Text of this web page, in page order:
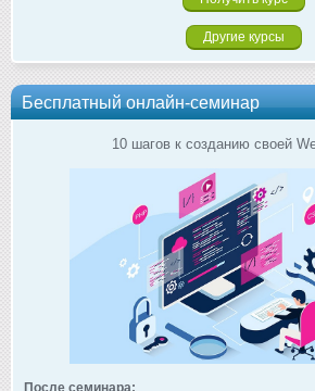
Другие курсы
Бесплатный онлайн-семинар
10 шагов к созданию своей